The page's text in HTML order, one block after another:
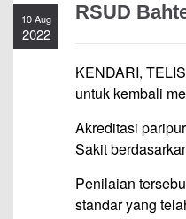
10 Aug
2022
RSUD
KENDARI,
untuk kembali
Akreditasi
Sakit
Penilaian
standar yang